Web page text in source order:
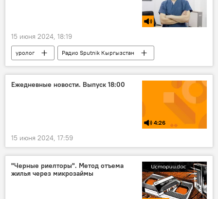
15 июня 2024, 18:19
уролог
Радио Sputnik Кыргызстан
Личный доктор
Игорь Князев
упражнения Кегеля
Ежедневные новости. Выпуск 18:00
4:26
15 июня 2024, 17:59
"Черные риелторы". Метод отъема
жилья через микрозаймы